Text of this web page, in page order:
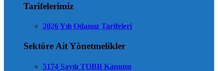
Tarifelerimiz
2026 Yılı Odamız Tarifeleri
Sektöre Ait Yönetmelikler
5174 Sayılı TOBB Kanunu